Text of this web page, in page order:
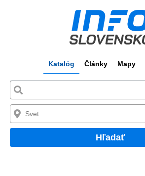
Katalóg Články Mapy
Hľadať